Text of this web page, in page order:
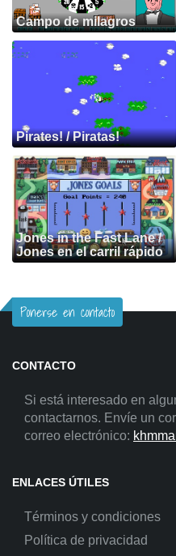
Campo de milagros
Pirates! / Piratas!
Jones in the Fast Lane /
Jones en el carril rápido
Ponerse en contacto
CONTACTO
Si está interesado en
contactarnos. Envíe un
correo electrónico:
ENLACES ÚTILES
Términos y condiciones
Política de privacidad